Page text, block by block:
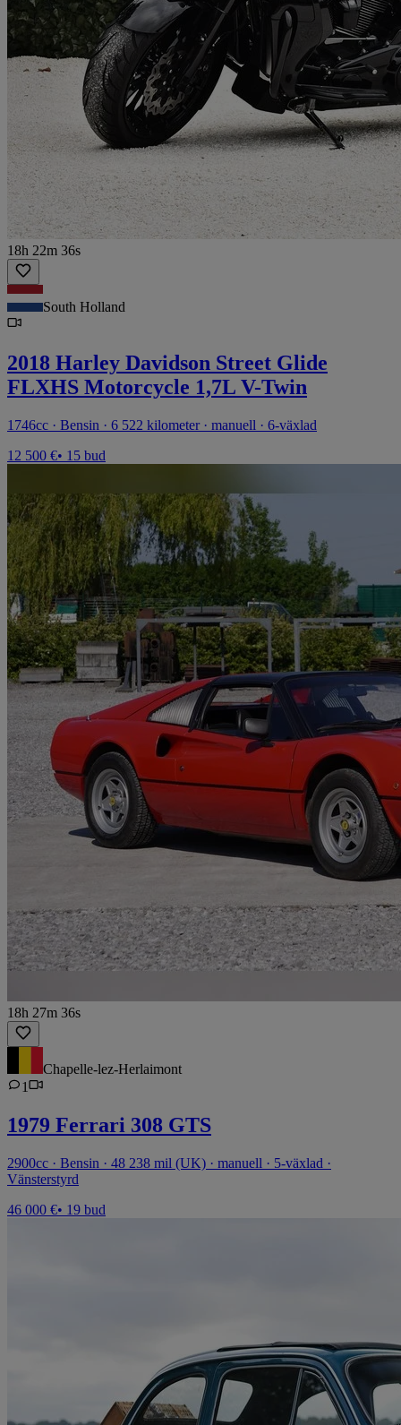
18h 22m 36s
South Holland
2018 Harley Davidson Street Glide
FLXHS Motorcycle 1,7L V-Twin
1746cc · Bensin · 6 522 kilometer · manuell · 6-växlad
12 500 €• 15 bud
18h 27m 36s
Chapelle-lez-Herlaimont
1
1979 Ferrari 308 GTS
2900cc · Bensin · 48 238 mil (UK) · manuell · 5-växlad ·
Vänsterstyrd
46 000 €• 19 bud